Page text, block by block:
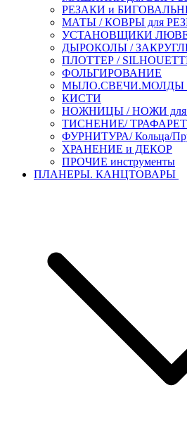
РЕЗАКИ и
МАТЫ / КОВРЫ для
УСТАНОВЩИКИ
ДЫРОКОЛЫ /
ПЛОТТЕР /
ФОЛЬГИРОВАНИЕ
МЫЛО.СВЕЧИ.МОЛДЫ /
КИСТИ
НОЖНИЦЫ / НОЖИ для
ТИСНЕНИЕ/
ФУРНИТУРА/ Кольца/
ХРАНЕНИЕ и ДЕКОР
ПРОЧИЕ инструменты
ПЛАНЕРЫ. КАНЦТОВАРЫ